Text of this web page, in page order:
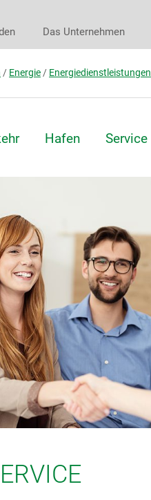
Das Unternehmen
/ Energie / Energiedienstleistungen
Hafen Service